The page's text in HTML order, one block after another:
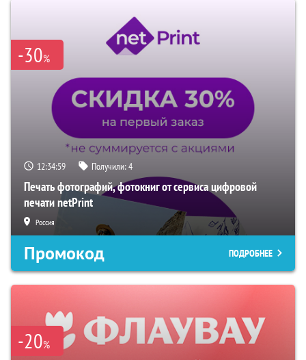
-30%
12:34:58 Получили:4
Печать фотографий, фотокниг от сервиса цифровой
печати netPrint
Россия
Промокод ПОДРОБНЕЕ
-20%